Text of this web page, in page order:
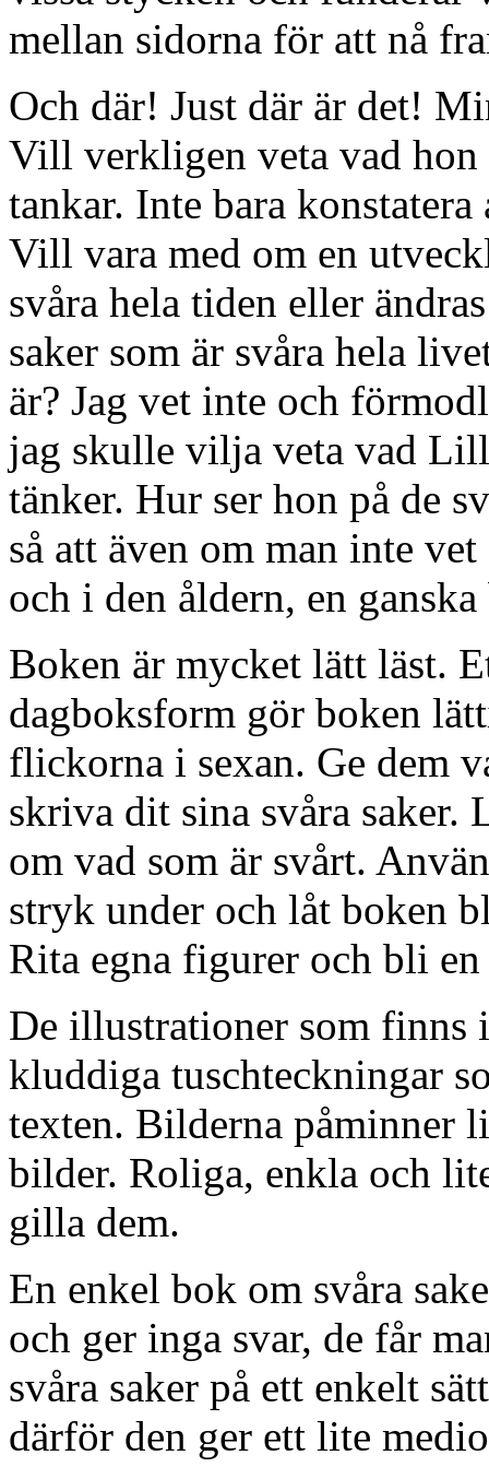
mellan sidorna för att nå
Och där! Just där är det!
Vill verkligen veta vad hon
tankar. Inte bara
Vill vara med om en
svåra hela tiden eller
saker som är svåra hela
är? Jag vet inte och
jag skulle vilja veta vad
tänker. Hur ser hon på de
så att även om man inte
och i den åldern, en ganska
Boken är mycket lätt läst.
dagboksform gör boken
flickorna i sexan. Ge dem
skriva dit sina svåra saker.
om vad som är svårt.
stryk under och låt boken
Rita egna figurer och bli
De illustrationer som finns
kluddiga tuschteckningar
texten. Bilderna påminner
bilder. Roliga, enkla och
gilla dem.
En enkel bok om svåra
och ger inga svar, de får
svåra saker på ett enkelt
därför den ger ett lite